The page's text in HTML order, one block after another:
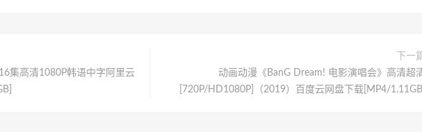
集高清1080P韩语中字阿里云
下一
动画动漫《BanG Dream! 电影演唱会》高清超
[720P/HD1080P]（2019）百度云网盘下载[MP4/